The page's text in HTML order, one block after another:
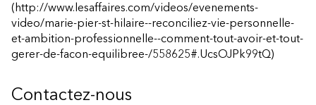
(http://www.lesaffaires.com/videos/evenements-
video/marie-pier-st-hilaire--reconciliez-vie-personnelle-
et-ambition-professionnelle--comment-tout-avoir-et-tout-
gerer-de-facon-equilibree-/558625#.UcsOJPk99tQ)
Contactez-nous